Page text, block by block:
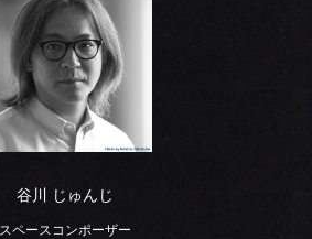
谷川 じゅんじ
スペースコンポーザー